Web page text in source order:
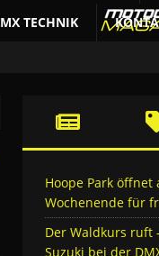
MX TECHNIK
Hoope Park öffnet
Wochenende für
Der Waldkurs ruft
Suzuki bei der